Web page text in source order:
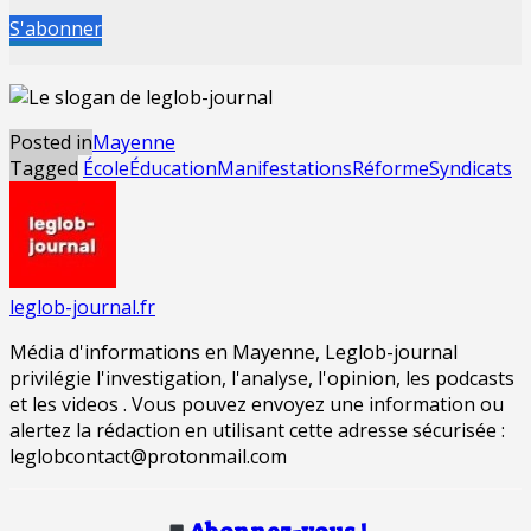
S'abonner
Posted inMayenne
Tagged ÉcoleÉducationManifestationsRéformeSyndicats
leglob-journal.fr
Média d'informations en Mayenne, Leglob-journal
privilégie l'investigation, l'analyse, l'opinion, les podcasts
et les videos . Vous pouvez envoyez une information ou
alertez la rédaction en utilisant cette adresse sécurisée :
leglobcontact@protonmail.com